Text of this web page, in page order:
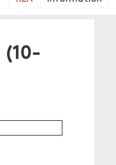
(10-